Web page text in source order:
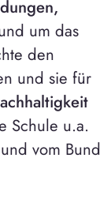
um das
den
und sie für
Schule u.a.
vom Bund